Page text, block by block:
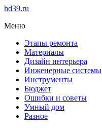
hd39.ru
Меню
Этапы ремонта
Материалы
Дизайн интерьера
Инженерные системы
Инструменты
Бюджет
Ошибки и советы
Умный дом
Разное